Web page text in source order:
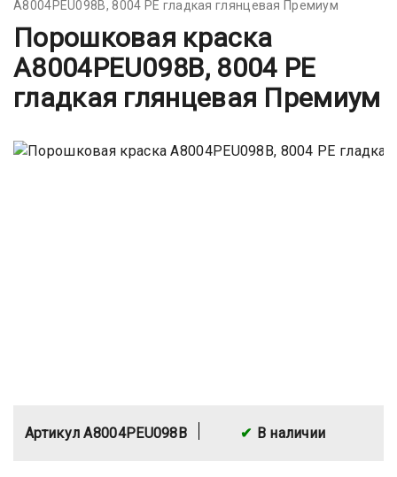
A8004PEU098B, 8004 PE гладкая глянцевая Премиум
Порошковая краска
A8004PEU098B, 8004 PE
гладкая глянцевая Премиум
Артикул A8004PEU098B В наличии